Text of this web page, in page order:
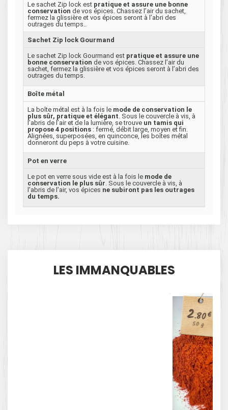
Le sachet Zip lock est pratique et assure une bonne
conservation de vos épices. Chassez l’air du sachet,
fermez la glissière et vos épices seront à l’abri des
outrages du temps..
Sachet Zip lock Gourmand
Le sachet Zip lock Gourmand est pratique et assure une
bonne conservation de vos épices. Chassez l’air du
sachet, fermez la glissière et vos épices seront à l’abri des
outrages du temps.
Boîte métal
La boîte métal est à la fois le mode de conservation le
plus sûr, pratique et élégant. Sous le couvercle à vis, à
l’abris de l’air et de la lumière, se trouve un tamis qui
propose 4 positions : fermé, débit large, moyen et fin.
Alignées, superposées, en quinconce, les boîtes métal
donneront du peps à votre cuisine.
Pot en verre
Le pot en verre sous vide est à la fois le mode de
conservation le plus sûr. Sous le couvercle à vis, à
l’abris de l’air, vos épices ne subiront pas les outrages
du temps.
LES IMMANQUABLES
2.80€
50 g